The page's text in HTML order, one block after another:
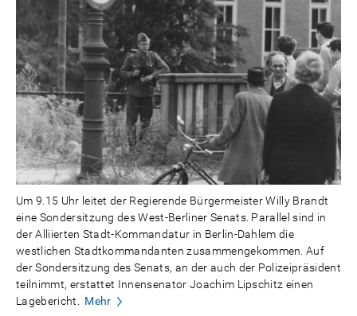
Um 9.15 Uhr leitet der Regierende Bürgermeister Willy Brandt
eine Sondersitzung des West-Berliner Senats. Parallel sind in
der Alliierten Stadt-Kommandatur in Berlin-Dahlem die
westlichen Stadtkommandanten zusammengekommen. Auf
der Sondersitzung des Senats, an der auch der Polizeipräsident
teilnimmt, erstattet Innensenator Joachim Lipschitz einen
Lagebericht.
Mehr